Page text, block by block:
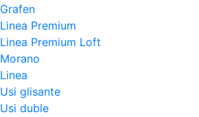
Grafen
Linea Premium
Linea Premium Loft
Morano
Linea
Usi glisante
Usi duble